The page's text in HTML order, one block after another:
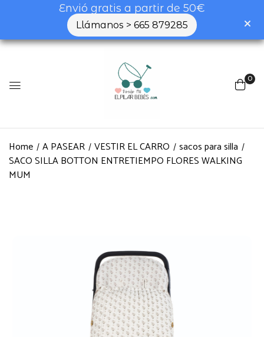
Envió gratis a partir de 50€
Llámanos > 665 879285
0
Home A PASEAR VESTIR EL CARRO
sacos para silla
SACO SILLA BOTTON ENTRETIEMPO FLORES WALKING
MUM